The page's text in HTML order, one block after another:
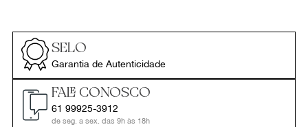
SELO
Garantia de Autenticidade
FALE CONOSCO
61 99925-3912
de seg. a sex. das 9h às 18h